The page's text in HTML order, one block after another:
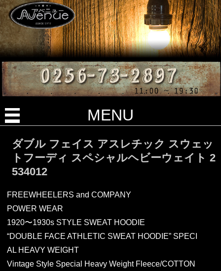
MENU
ダブル フェイス アスレチック スウェッ
トフーディ スペシャルヘビーウェイト 2
534012
FREEWHEELERS and COMPANY
POWER WEAR
1920〜1930s STYLE SWEAT HOODIE
“DOUBLE FACE ATHLETIC SWEAT HOODIE” SPECI
AL HEAVY WEIGHT
Vintage Style Special Heavy Weight Fleece/COTTON